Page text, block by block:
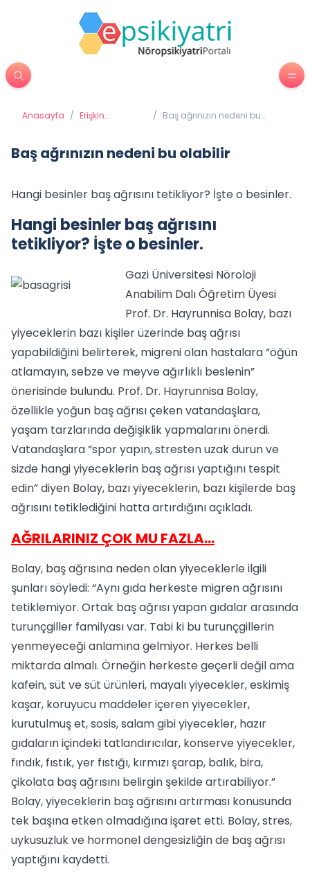
Anasayfa / Erişkin
/ Baş ağrınızın nedeni bu
Baş ağrınızın nedeni bu olabilir
Hangi besinler baş ağrısını tetikliyor? İşte o besinler.
Hangi besinler baş ağrısını
tetikliyor? İşte o besinler.
Gazi Üniversitesi Nöroloji
Anabilim Dalı Öğretim Üyesi
Prof. Dr. Hayrunnisa Bolay, bazı
yiyeceklerin bazı kişiler üzerinde baş ağrısı
yapabildiğini belirterek, migreni olan hastalara “öğün
atlamayın, sebze ve meyve ağırlıklı beslenin”
önerisinde bulundu. Prof. Dr. Hayrunnisa Bolay,
özellikle yoğun baş ağrısı çeken vatandaşlara,
yaşam tarzlarında değişiklik yapmalarını önerdi.
Vatandaşlara “spor yapın, stresten uzak durun ve
sizde hangi yiyeceklerin baş ağrısı yaptığını tespit
edin” diyen Bolay, bazı yiyeceklerin, bazı kişilerde baş
ağrısını tetiklediğini hatta artırdığını açıkladı.
AĞRILARINIZ ÇOK MU FAZLA...
Bolay, baş ağrısına neden olan yiyeceklerle ilgili
şunları söyledi: “Aynı gıda herkeste migren ağrısını
tetiklemiyor. Ortak baş ağrısı yapan gıdalar arasında
turunçgiller familyası var. Tabi ki bu turunçgillerin
yenmeyeceği anlamına gelmiyor. Herkes belli
miktarda almalı. Örneğin herkeste geçerli değil ama
kafein, süt ve süt ürünleri, mayalı yiyecekler, eskimiş
kaşar, koruyucu maddeler içeren yiyecekler,
kurutulmuş et, sosis, salam gibi yiyecekler, hazır
gıdaların içindeki tatlandırıcılar, konserve yiyecekler,
fındık, fıstık, yer fıstığı, kırmızı şarap, balık, bira,
çikolata baş ağrısını belirgin şekilde artırabiliyor.”
Bolay, yiyeceklerin baş ağrısını artırması konusunda
tek başına etken olmadığına işaret etti. Bolay, stres,
uykusuzluk ve hormonel dengesizliğin de baş ağrısı
yaptığını kaydetti.